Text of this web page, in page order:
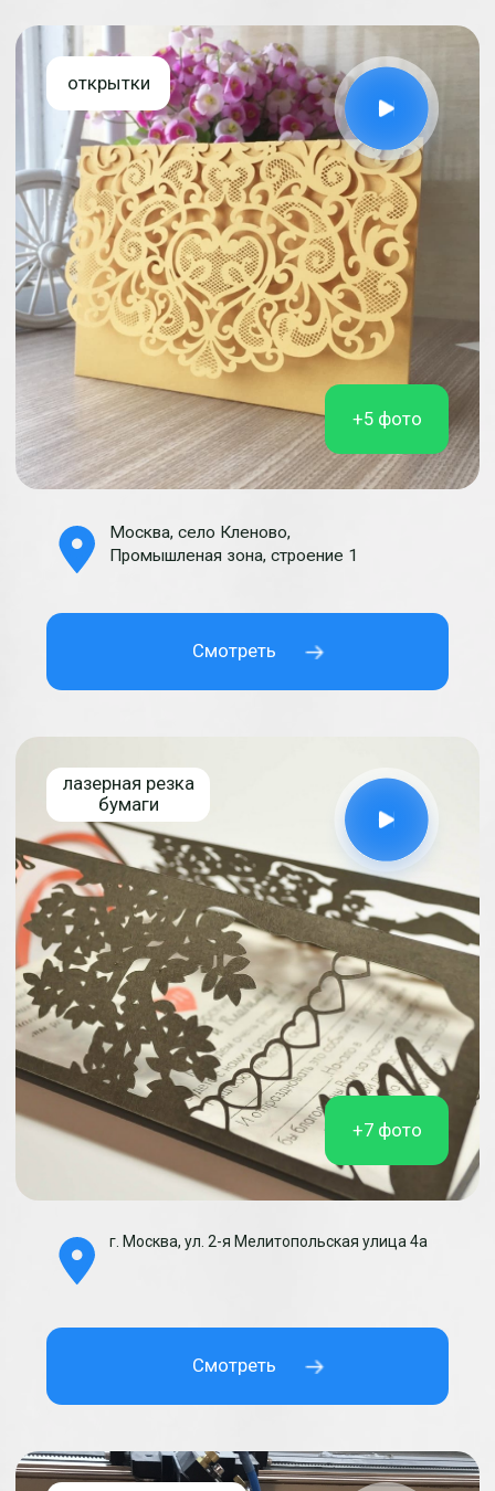
Получить прайс
по WhatsApp сейчас
Портфолио
изготовленных изделий
из бумаги и картона
вырезанных изделий из бумаги и картоны
клиенту помогает уменьшить количество
службу доставки